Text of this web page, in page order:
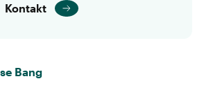
Kontakt
Bang